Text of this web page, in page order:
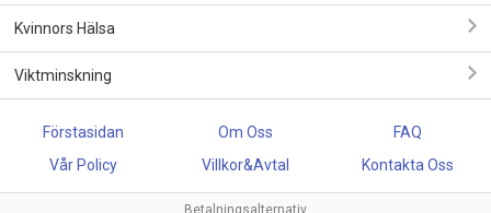
Kvinnors Hälsa
Viktminskning
Förstasidan Om Oss
FAQ
Vår Policy
Villkor&Avtal Kontakta Oss
Betalningsalternativ